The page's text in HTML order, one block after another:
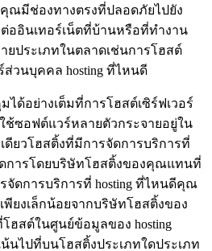
ณมีช่องทางตรงที่ปลอดภัยไปยัง
ออินเทอร์เน็ตที่บ้านหรือที่ทำงาน
ประเภทในตลาดเช่นการโฮสต์
ส่วนบุคคล hosting ที่ไหนดี
ด้อย่างเต็มที่การโฮสต์เซิร์ฟเวอร์
ช้ซอฟต์แวร์หลายตัวกระจายอยู่ใน
ดียวโฮสติ้งที่มีการจัดการบริการที่
ดการโดยบริษัทโฮสติ้งของคุณแทนที่
ดการบริการที่ hosting ที่ไหนดีคุณ
ยงเล็กน้อยจากบริษัทโฮสติ้งของ
ฮสต์ในศูนย์ข้อมูลของ hosting
ไปที่บนโฮสติ้งประเภทใดประเภท